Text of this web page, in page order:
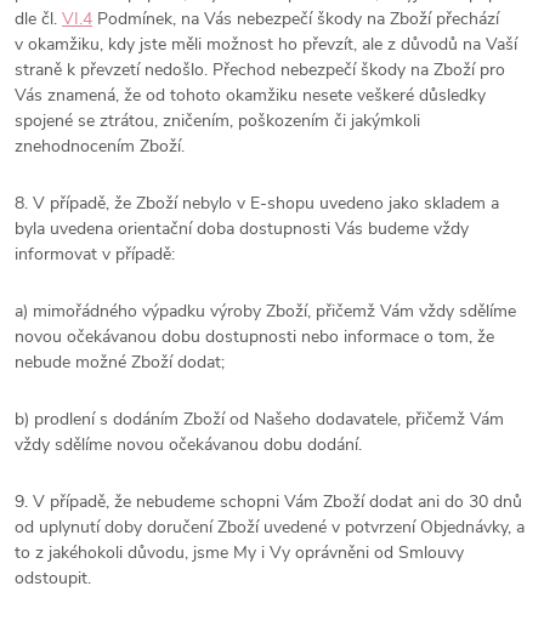
dle čl. VI.4 Podmínek, na Vás nebezpečí škody na Zboží přechází
v okamžiku, kdy jste měli možnost ho převzít, ale z důvodů na Vaší
straně k převzetí nedošlo. Přechod nebezpečí škody na Zboží pro
Vás znamená, že od tohoto okamžiku nesete veškeré důsledky
spojené se ztrátou, zničením, poškozením či jakýmkoli
znehodnocením Zboží.
8. V případě, že Zboží nebylo v E-shopu uvedeno jako skladem a
byla uvedena orientační doba dostupnosti Vás budeme vždy
informovat v případě:
a) mimořádného výpadku výroby Zboží, přičemž Vám vždy sdělíme
novou očekávanou dobu dostupnosti nebo informace o tom, že
nebude možné Zboží dodat;
b) prodlení s dodáním Zboží od Našeho dodavatele, přičemž Vám
vždy sdělíme novou očekávanou dobu dodání.
9. V případě, že nebudeme schopni Vám Zboží dodat ani do 30 dnů
od uplynutí doby doručení Zboží uvedené v potvrzení Objednávky, a
to z jakéhokoli důvodu, jsme My i Vy oprávněni od Smlouvy
odstoupit.